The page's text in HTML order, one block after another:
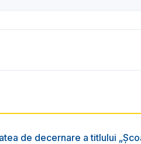
de decernare a titlului